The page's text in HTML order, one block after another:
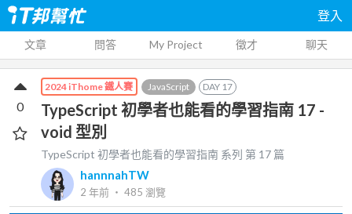
登入
文章 問答 My Project 徵才 聊天
2024 iThome 鐵人賽 JavaScript DAY 17
TypeScript 初學者也能看的學習指南 17 -
void 型別
TypeScript 初學者也能看的學習指南 系列 第 17 篇
hannnahTW
2 年前 ‧ 485 瀏覽
0